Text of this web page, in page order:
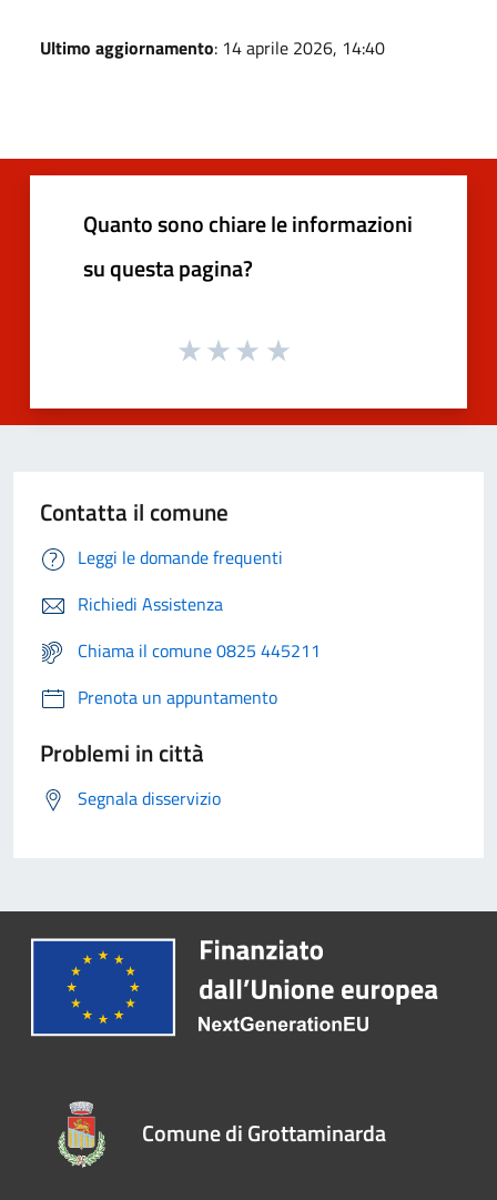
Ultimo aggiornamento: 14 aprile 2026, 14:40
Quanto sono chiare le informazioni
su questa pagina?
Contatta il comune
Leggi le domande frequenti
Richiedi Assistenza
Chiama il comune 0825 445211
Prenota un appuntamento
Problemi in città
Segnala disservizio
Comune di Grottaminarda